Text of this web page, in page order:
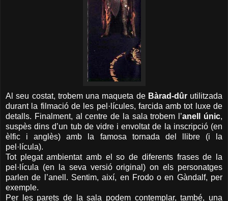
Al seu costat, trobem una maqueta de Bàrad-dûrutilitzada
durant la filmació de les pel·lícules, farcida amb tot luxe de
detalls. Finalment, al centre de la sala trobem l’anell únic,
suspès dins d’un tub de vidre i envoltat de la inscripció (en
èlfic i anglès) amb la famosa tornada del llibre (i la
pel·lícula).
Tot plegat ambientat amb el so de diferents frases de la
pel·lícula (en la seva versió original) on els personatges
parlen de l’anell. Sentim, així, en Frodo o en Gàndalf, per
exemple.
Per les parets de la sala podem contemplar, també, una